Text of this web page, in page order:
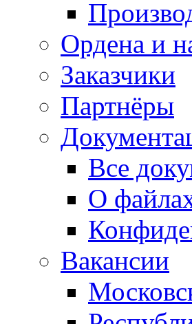
Ордена и
Заказчики
Партнёры
Все
О
Вакансии